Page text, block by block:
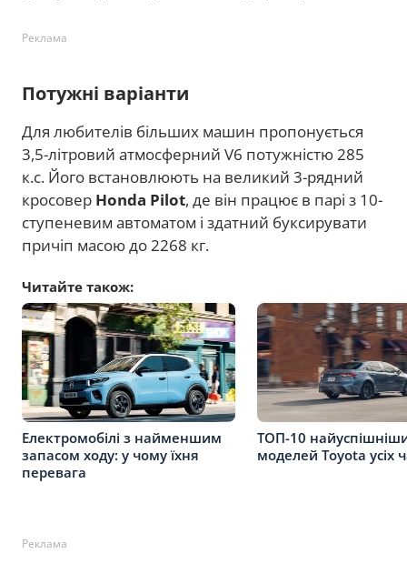
Реклама
Потужні варіанти
Для любителів більших машин пропонується
3,5-літровий атмосферний V6 потужністю 285
к.с. Його встановлюють на великий 3-рядний
кросовер Honda Pilot, де він працює в парі з 10-
ступеневим автоматом і здатний буксирувати
причіп масою до 2268 кг.
Читайте також:
Електромобілі з найменшим
запасом ходу: у чому їхня
перевага
ТОП-10
моделей Toyota усіх
Реклама